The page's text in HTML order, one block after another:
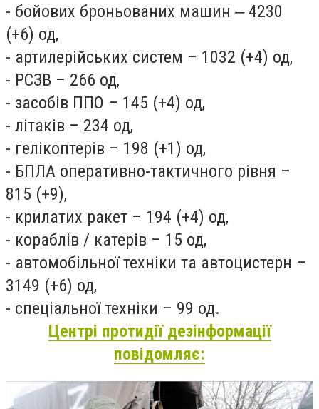
- бойових броньованих машин ‒ 4230
(+6) од,
- артилерійських систем – 1032 (+4) од,
- РСЗВ – 266 од,
- засобів ППО – 145 (+4) од,
- літаків – 234 од,
- гелікоптерів – 198 (+1) од,
- БПЛА оперативно-тактичного рівня –
815 (+9),
- крилатих ракет – 194 (+4) од,
- кораблів / катерів – 15 од,
- автомобільної техніки та автоцистерн –
3149 (+6) од,
- спеціальної техніки – 99 од.
Центрі протидії дезінформації
повідомляє: